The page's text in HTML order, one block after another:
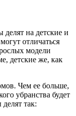
на детские и
отличаться
модели
детские же, как
Чем ее больше,
убранства будет
так: